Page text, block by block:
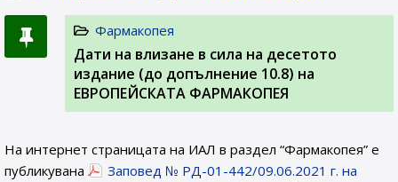
Фармакопея
Дати на влизане в сила на десетото
издание (до допълнение 10.8) на
ЕВРОПЕЙСКАТА ФАРМАКОПЕЯ
На интернет страницата на ИАЛ в раздел “Фармакопея” е
публикувана
Заповед № РД-01-442/09.06.2021 г. на